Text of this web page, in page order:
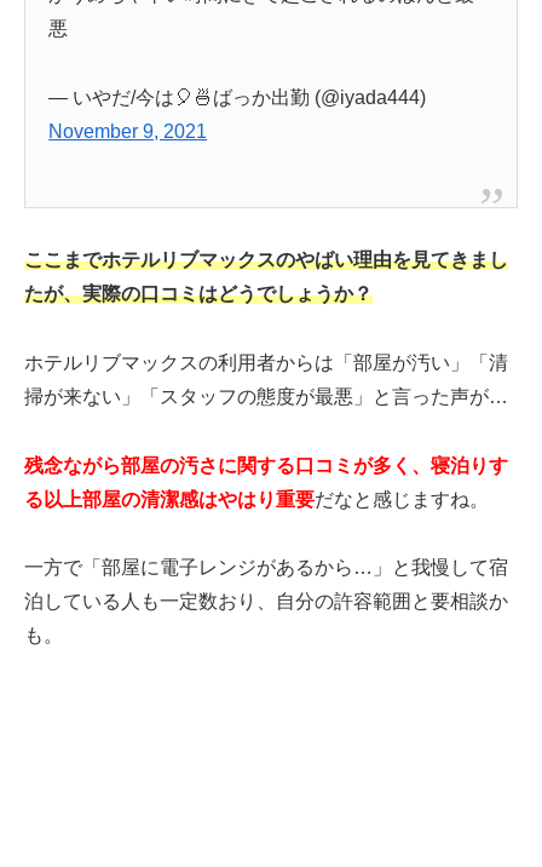
悪
— いやだ/今は🎈🍜ばっか出勤 (@iyada444)
November 9, 2021
ここまでホテルリブマックスのやばい理由を見てきまし
たが、実際の口コミはどうでしょうか？
ホテルリブマックスの利用者からは「部屋が汚い」「清
掃が来ない」「スタッフの態度が最悪」と言った声が…
残念ながら部屋の汚さに関する口コミが多く、寝泊りす
る以上部屋の清潔感はやはり重要だなと感じますね。
一方で「部屋に電子レンジがあるから…」と我慢して宿
泊している人も一定数おり、自分の許容範囲と要相談か
も。